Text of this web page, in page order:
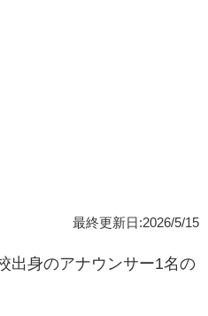
最終更新日:2026/5/15
出身のアナウンサー1名の